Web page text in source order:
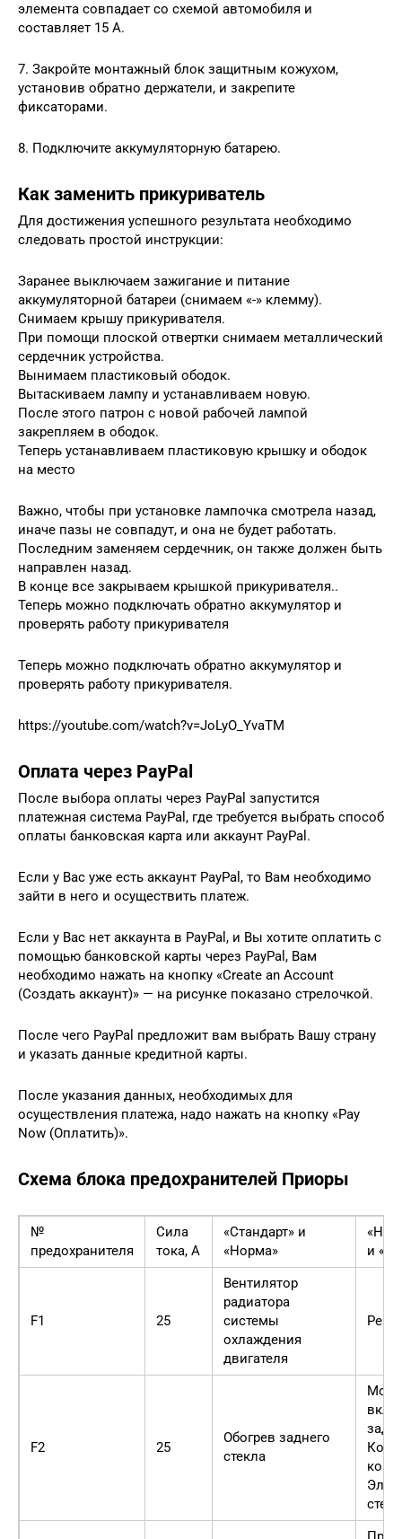
элемента совпадает со схемой автомобиля и
составляет 15 А.
7. Закройте монтажный блок защитным кожухом,
установив обратно держатели, и закрепите
фиксаторами.
8. Подключите аккумуляторную батарею.
Как заменить прикуриватель
Для достижения успешного результата необходимо
следовать простой инструкции:
Заранее выключаем зажигание и питание
аккумуляторной батареи (снимаем «-» клемму).
Снимаем крышу прикуривателя.
При помощи плоской отвертки снимаем металлический
сердечник устройства.
Вынимаем пластиковый ободок.
Вытаскиваем лампу и устанавливаем новую.
После этого патрон с новой рабочей лампой
закрепляем в ободок.
Теперь устанавливаем пластиковую крышку и ободок
на место
Важно, чтобы при установке лампочка смотрела назад,
иначе пазы не совпадут, и она не будет работать.
Последним заменяем сердечник, он также должен быть
направлен назад.
В конце все закрываем крышкой прикуривателя..
Теперь можно подключать обратно аккумулятор и
проверять работу прикуривателя
Теперь можно подключать обратно аккумулятор и
проверять работу прикуривателя.
https://youtube.com/watch?v=JoLyO_YvaTM
Оплата через PayPal
После выбора оплаты через PayPal запустится
платежная система PayPal, где требуется выбрать способ
оплаты банковская карта или аккаунт PayPal.
Если у Вас уже есть аккаунт PayPal, то Вам необходимо
зайти в него и осуществить платеж.
Если у Вас нет аккаунта в PayPal, и Вы хотите оплатить с
помощью банковской карты через PayPal, Вам
необходимо нажать на кнопку «Create an Account
(Создать аккаунт)» — на рисунке показано стрелочкой.
После чего PayPal предложит вам выбрать Вашу страну
и указать данные кредитной карты.
После указания данных, необходимых для
осуществления платежа, надо нажать на кнопку «Pay
Now (Оплатить)».
Схема блока предохранителей Приоры
№
предохранителя
Сила
тока, А
«Стандарт» и
«Норма»
и
F1 25
Вентилятор
радиатора
системы
охлаждения
двигателя
F2 25
Обогрев заднего
стекла